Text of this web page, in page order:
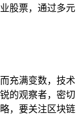
股票，通过多元
充满变数，技术
的观察者，密切
，要关注区块链